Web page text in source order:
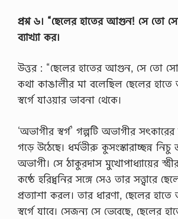
প্রশ্ন ৬। “ছেলের হাতের আগুন! সে তাে
ব্যাখ্যা কর।
উত্তর : “ছেলের হাতের আগুন, সে তাে
কথা কাঙালীর মা বলেছিল ছেলের
স্বর্গে যাওয়ার ভাবনা থেকে।
‘অভাগীর স্বর্গ’ গল্পটি অভাগীর
গড়ে উঠেছে। ধর্মভীরু কুসংস্কারাচ্ছন্ন নিচু
অভাগী। সে ঠাকুরদাস মুখােপাধ্যায়ের
কষ্ঠে হরিধ্বনির সঙ্গে সেও তার সত্ত্বারে
প্রত্যাশা করল। তার ধারণা, ছেলের
স্বর্গে যাবে। সেজন্য সে ভেবেছে, ছেলের